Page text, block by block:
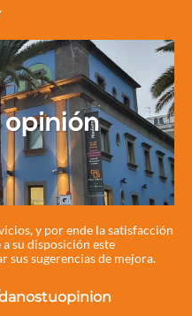
y por ende la satisfacción
su disposición este
sus sugerencias de mejora.